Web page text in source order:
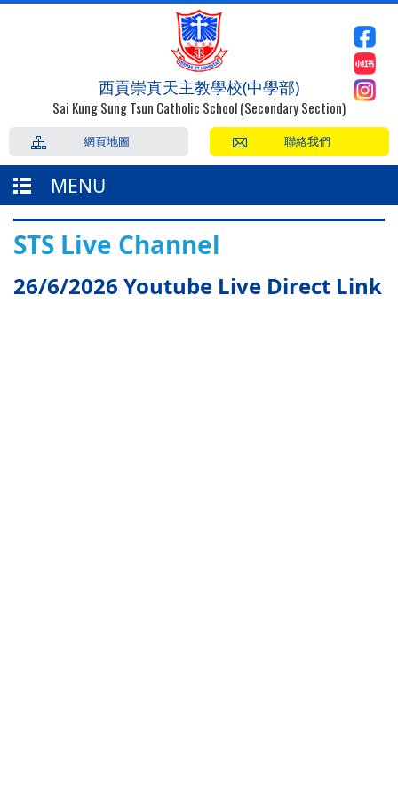
西貢崇真天主教學校(中學部)
Sai Kung Sung Tsun Catholic School (Secondary Section)
聯絡我們
網頁地圖
MENU
STS Live Channel
26/6/2026 Youtube Live Direct Link